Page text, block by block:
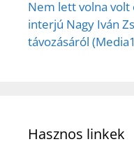
Nem lett volna volt
interjú Nagy Iván
távozásáról
Hasznos linkek